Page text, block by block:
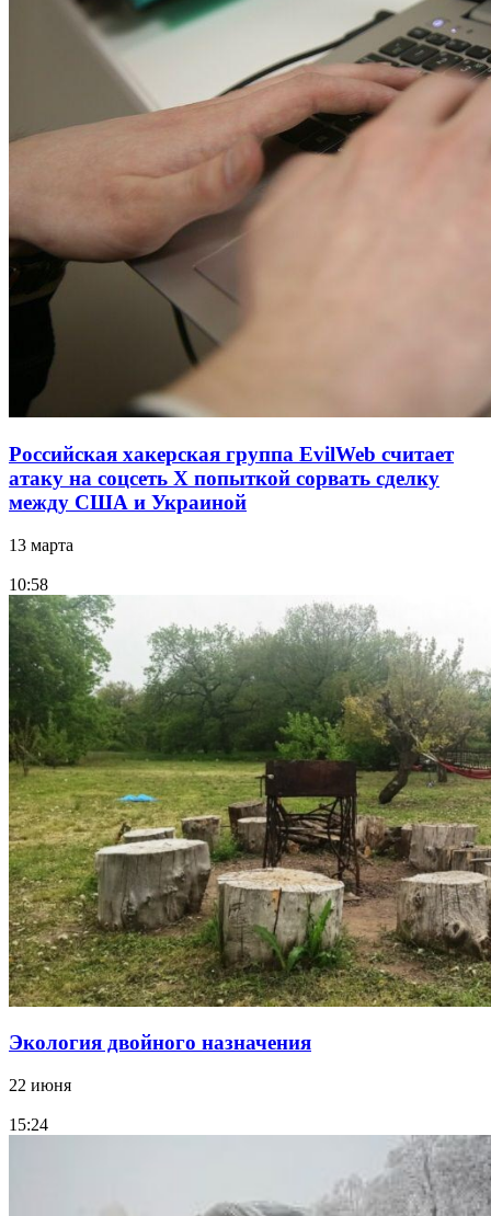
Российская хакерская группа EvilWeb считает
атаку на соцсеть Х попыткой сорвать сделку
между США и Украиной
13 марта
10:58
Экология двойного назначения
22 июня
15:24